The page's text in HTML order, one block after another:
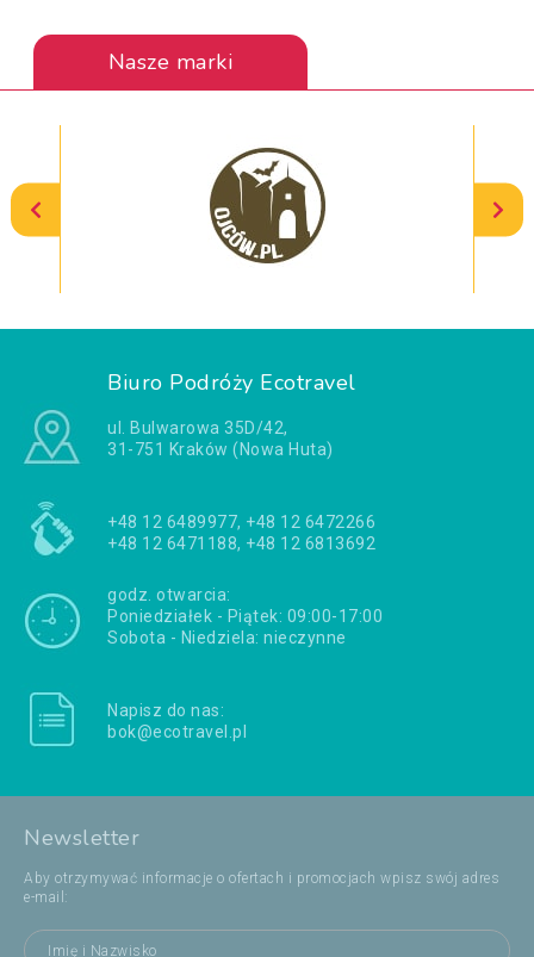
Nasze marki
Biuro Podróży Ecotravel
ul. Bulwarowa 35D/42,
31-751 Kraków (Nowa Huta)
+48 12 6489977, +48 12 6472266
+48 12 6471188, +48 12 6813692
godz. otwarcia:
Poniedziałek - Piątek: 09:00-17:00
Sobota - Niedziela: nieczynne
Napisz do nas:
bok@ecotravel.pl
Newsletter
Aby otrzymywać informacje o ofertach i promocjach wpisz swój adres
e-mail: